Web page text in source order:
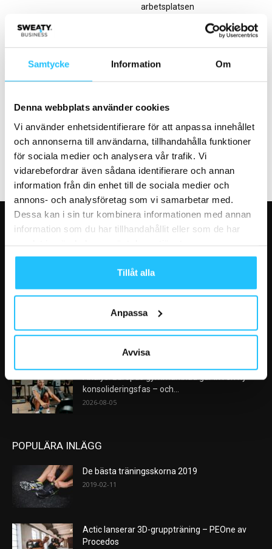
Samtycke Information Om
Denna webbplats använder cookies
Vi använder enhetsidentifierare för att anpassa innehållet
och annonserna till användarna, tillhandahålla funktioner
för sociala medier och analysera vår trafik. Vi
vidarebefordrar även sådana identifierare och annan
information från din enhet till de sociala medier och
annons- och analysföretag som vi samarbetar med.
Dessa kan i sin tur kombinera informationen med annan
information som du har tillhandahållit eller som de har
Tillåt alla
Anpassa
Avvisa
arbetsplatsen
Digitalt Featured
Centralbadet i Norrköping
VÅRA FAVORITER
Nike satsar på hybridträning när Hyrox formar
nästa stora kategori
AI kommer aldrig kunna ersätta en frukost
efter träningspasset
konsolideringsfas – och...
2026-08-05
POPULÄRA INLÄGG
De bästa träningsskorna 2019
2019-02-11
Actic lanserar 3D-gruppträning – PEOne av
Procedos